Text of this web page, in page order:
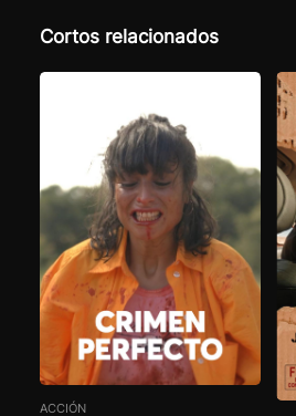
Cortos relacionados
ACCIÓN